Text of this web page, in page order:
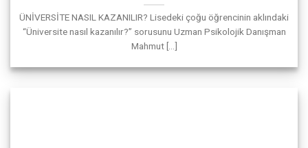
ÜNİVERSİTE NASIL KAZANILIR? Lisedeki çoğu öğrencinin aklındaki
“Üniversite nasıl kazanılır?” sorusunu Uzman Psikolojik Danışman
Mahmut [...]